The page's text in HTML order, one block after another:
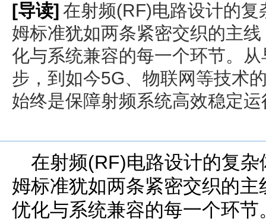
[导读] 在射频(RF)电路设计的
姆标准犹如两条紧密交织的主
化与系统兼容的每一个环节。
步，到如今5G、物联网等技术
始终是保障射频系统高效稳定
在射频(RF)电路设计的复杂
姆标准犹如两条紧密交织的主
优化与系统兼容的每一个环